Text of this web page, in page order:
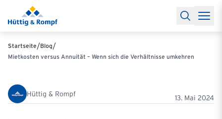
Baufinanzierung
RechnerBaufinanzierungsrechner
Anschlussfinanzierung
Partnerschaft
Partner werden
Reports
Käuferprofile 2026 10 Jahre Städtevergleich
Über uns
Startseite/Blog/
Mietkosten versus Annuität – Wenn sich die Verhältnisse umkehren
Hüttig & Rompf 13. Mai 2024